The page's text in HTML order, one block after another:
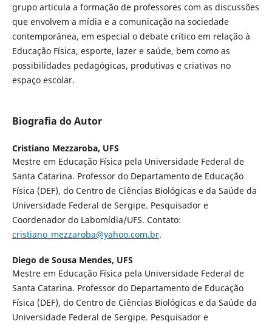
grupo articula a formação de professores com as discussões
que envolvem a mídia e a comunicação na sociedade
contemporânea, em especial o debate crítico em relação à
Educação Física, esporte, lazer e saúde, bem como as
possibilidades pedagógicas, produtivas e criativas no
espaço escolar.
Biografia do Autor
Cristiano Mezzaroba, UFS
Mestre em Educação Física pela Universidade Federal de
Santa Catarina. Professor do Departamento de Educação
Física (DEF), do Centro de Ciências Biológicas e da Saúde da
Universidade Federal de Sergipe. Pesquisador e
Coordenador do Labomídia/UFS. Contato:
cristiano_mezzaroba@yahoo.com.br.
Diego de Sousa Mendes, UFS
Mestre em Educação Física pela Universidade Federal de
Santa Catarina. Professor do Departamento de Educação
Física (DEF), do Centro de Ciências Biológicas e da Saúde da
Universidade Federal de Sergipe. Pesquisador e